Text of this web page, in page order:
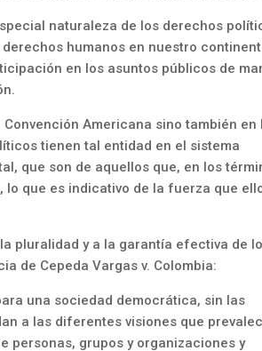
naturaleza de los derechos
humanos en nuestro
en los asuntos públicos de
Americana sino también en
tienen tal entidad en el sistema
que son de aquellos que, en los
lo que es indicativo de la fuerza que
pluralidad y a la garantía efectiva de
de Cepeda Vargas v. Colombia:
una sociedad democrática, sin las
a las diferentes visiones que
personas, grupos y organizaciones y